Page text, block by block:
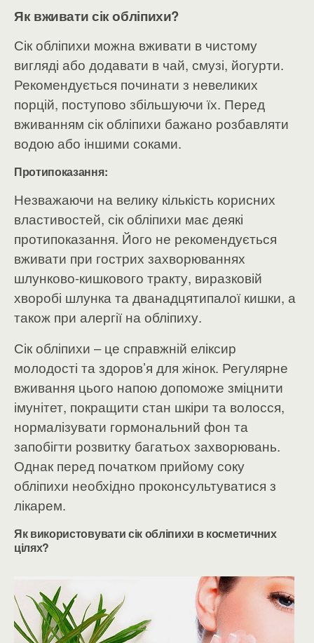
Як вживати сік обліпихи?
Сік обліпихи можна вживати в чистому
вигляді або додавати в чай, смузі, йогурти.
Рекомендується починати з невеликих
порцій, поступово збільшуючи їх. Перед
вживанням сік обліпихи бажано розбавляти
водою або іншими соками.
Протипоказання:
Незважаючи на велику кількість корисних
властивостей, сік обліпихи має деякі
протипоказання. Його не рекомендується
вживати при гострих захворюваннях
шлунково-кишкового тракту, виразковій
хворобі шлунка та дванадцятипалої кишки, а
також при алергії на обліпиху.
Сік обліпихи – це справжній еліксир
молодості та здоров’я для жінок. Регулярне
вживання цього напою допоможе зміцнити
імунітет, покращити стан шкіри та волосся,
нормалізувати гормональний фон та
запобігти розвитку багатьох захворювань.
Однак перед початком прийому соку
обліпихи необхідно проконсультуватися з
лікарем.
Як використовувати сік обліпихи в косметичних
цілях?